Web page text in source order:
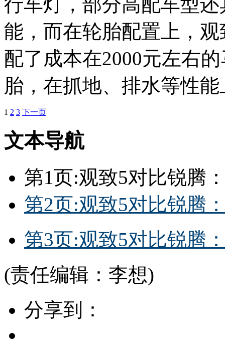
能，而在轮胎配置上，
配了成本在2000元左右
胎，在抓地、排水等性
1 2 3 下一页
文本导航
第1页:观致5对比锐腾
第2页:观致5对比锐腾
第3页:观致5对比锐腾
(责任编辑：李想)
分享到：